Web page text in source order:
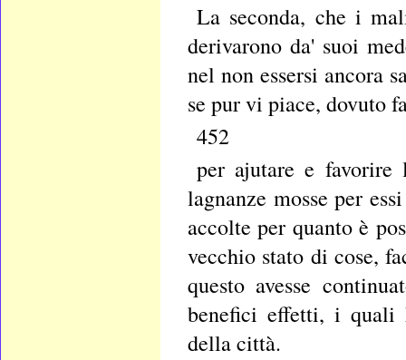
La seconda, che i
derivarono da' suoi
nel non essersi ancora
se pur vi piace, dovuto
452
per ajutare e
lagnanze mosse per
accolte per quanto è
vecchio stato di cose,
questo avesse
benefici effetti, i quali
della città.